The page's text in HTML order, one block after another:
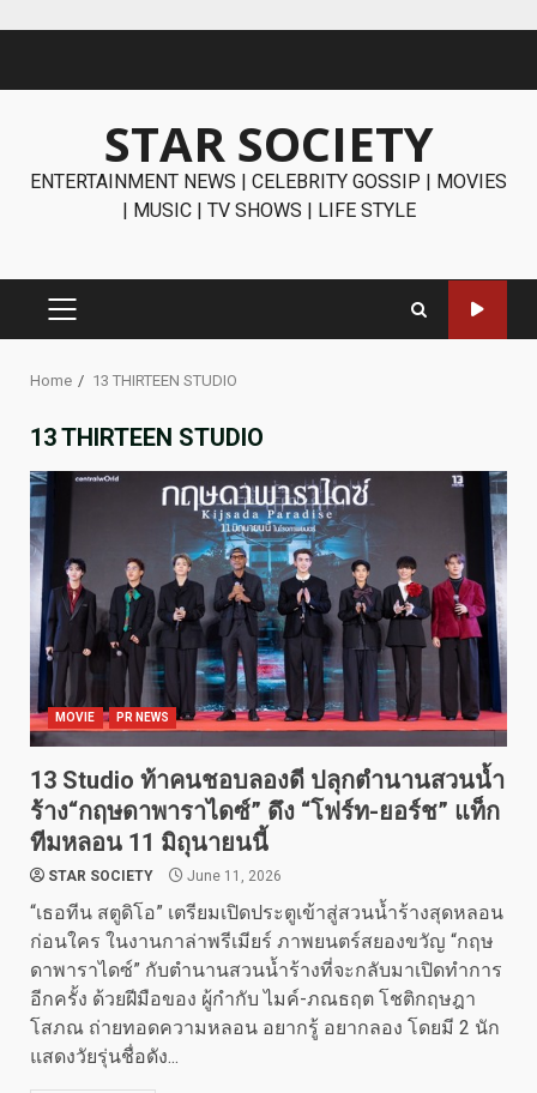
STAR SOCIETY
ENTERTAINMENT NEWS | CELEBRITY GOSSIP | MOVIES
| MUSIC | TV SHOWS | LIFE STYLE
PRIMARY
Home 13 THIRTEEN STUDIO
13 THIRTEEN STUDIO
MOVIE PR NEWS
13 Studio ท้าคนชอบลองดี ปลุกตำนานสวนน้ำ
ร้าง“กฤษดาพาราไดซ์” ดึง “โฟร์ท-ยอร์ช” แท็ก
ทีมหลอน 11 มิถุนายนนี้
STAR SOCIETY June 11, 2026
“เธอทีน สตูดิโอ” เตรียมเปิดประตูเข้าสู่สวนน้ำร้างสุดหลอน
ก่อนใคร ในงานกาล่าพรีเมียร์ ภาพยนตร์สยองขวัญ “กฤษ
ดาพาราไดซ์” กับตำนานสวนน้ำร้างที่จะกลับมาเปิดทำการ
อีกครั้ง ด้วยฝีมือของ ผู้กำกับ ไมค์-ภณธฤต โชติกฤษฎา
โสภณ ถ่ายทอดความหลอน อยากรู้ อยากลอง โดยมี 2 นัก
แสดงวัยรุ่นชื่อดัง...